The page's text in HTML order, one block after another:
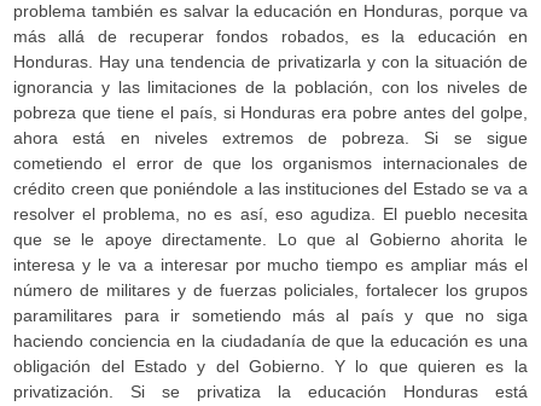
problema también es salvar la educación en Honduras, porque va
más allá de recuperar fondos robados, es la educación en
Honduras. Hay una tendencia de privatizarla y con la situación de
ignorancia y las limitaciones de la población, con los niveles de
pobreza que tiene el país, si Honduras era pobre antes del golpe,
ahora está en niveles extremos de pobreza. Si se sigue
cometiendo el error de que los organismos internacionales de
crédito creen que poniéndole a las instituciones del Estado se va a
resolver el problema, no es así, eso agudiza. El pueblo necesita
que se le apoye directamente. Lo que al Gobierno ahorita le
interesa y le va a interesar por mucho tiempo es ampliar más el
número de militares y de fuerzas policiales, fortalecer los grupos
paramilitares para ir sometiendo más al país y que no siga
haciendo conciencia en la ciudadanía de que la educación es una
obligación del Estado y del Gobierno. Y lo que quieren es la
privatización. Si se privatiza la educación Honduras está